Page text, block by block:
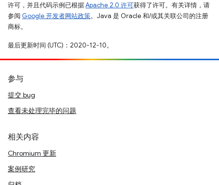
许可，并且代码示例已根据Apache 2.0 许可获得了许可。有关详情，请
参阅 Google 开发者网站政策。Java 是 Oracle 和/或其关联公司的注册
商标。
最后更新时间 (UTC)：2020-12-10。
参与
提交 bug
查看未处理完毕的问题
相关内容
Chromium 更新
案例研究